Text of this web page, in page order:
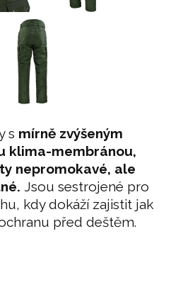
s mírně zvýšeným
klima-membránou,
nepromokavé, ale
Jsou sestrojené pro
kdy dokáží zajistit jak
před deštěm.